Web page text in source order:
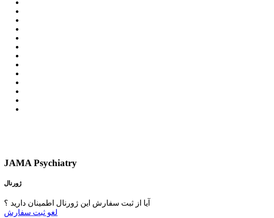
JAMA Psychiatry
ژورنال
آیا از ثبت سفارش این ژورنال اطمینان دارید ؟
لغو ثبت سفارش